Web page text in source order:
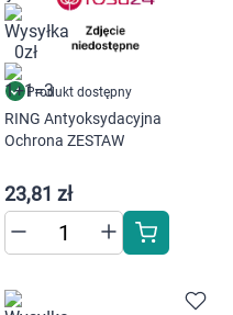
Produkt dostępny
RING Antyoksydacyjna
Ochrona ZESTAW
23,81 zł